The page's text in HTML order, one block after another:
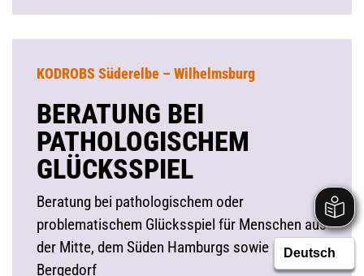
KODROBS Süderelbe – Wilhelmsburg
BERATUNG BEI
PATHOLOGISCHEM
GLÜCKSSPIEL
Beratung bei pathologischem oder
problematischem Glücksspiel für Menschen aus
der Mitte, dem Süden Hamburgs sowie
Bergedorf